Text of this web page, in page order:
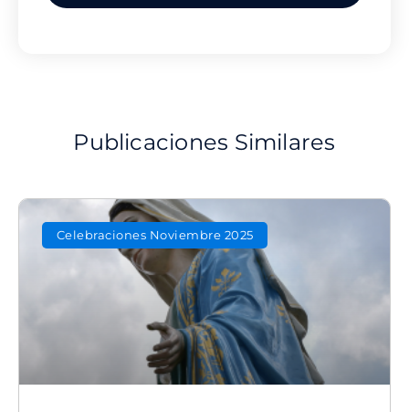
Publicaciones Similares
Celebraciones Noviembre 2025